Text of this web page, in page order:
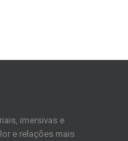
imersivas e
e relações mais